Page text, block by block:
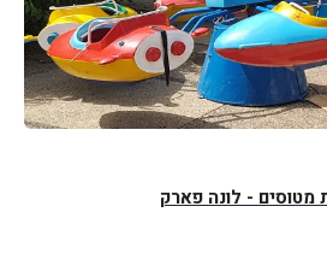
מטוסים - לונה פארק